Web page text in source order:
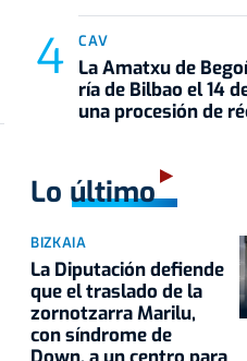
CAV
La Amatxu de
ría de Bilbao el 14
una procesión de
Lo último
BIZKAIA
La Diputación defiende
que el traslado de la
zornotzarra Marilu,
con síndrome de